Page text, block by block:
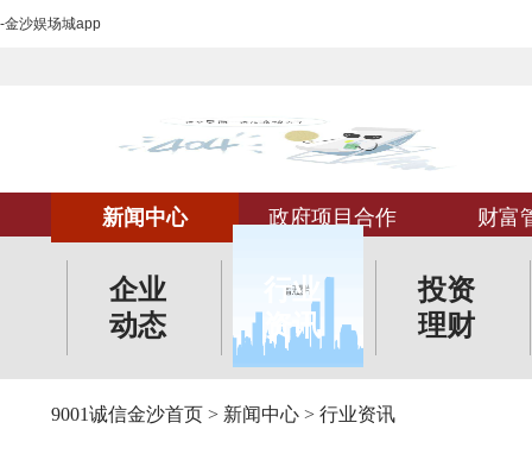
-金沙娱场城app
新闻中心 政府项目合作 财富
企业
动态
行业
资讯
投资
理财
9001诚信金沙首页 > 新闻中心 > 行业资讯